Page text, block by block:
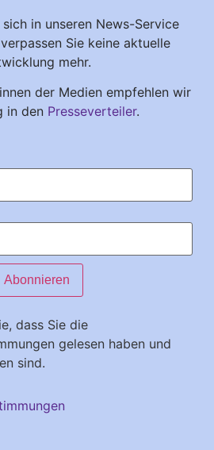
in unseren News-Service
Sie keine aktuelle
mehr.
der Medien empfehlen wir
in den Presseverteiler.
dass Sie die
gelesen haben und
sind.